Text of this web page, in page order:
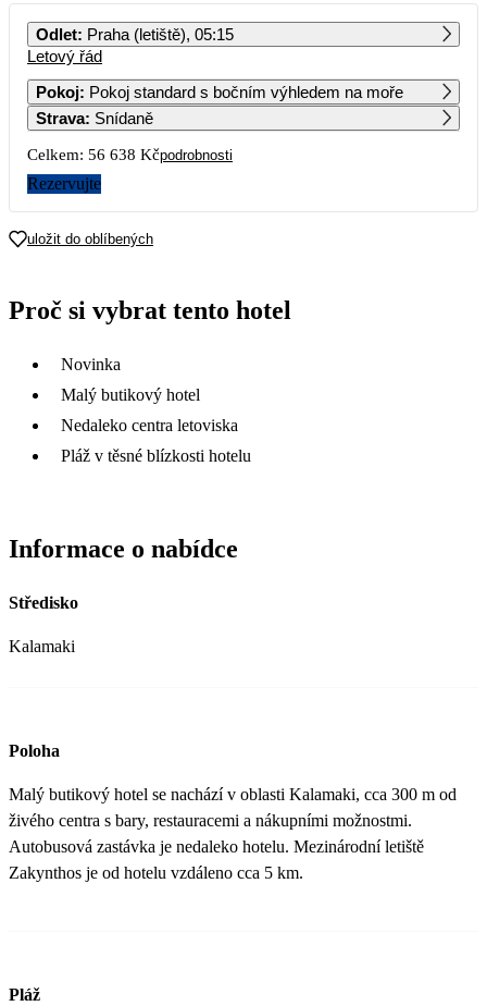
PO ÚT ST ČT PÁ SO NE
3 4
10
17 18
15 739 23 139
Odlet: Praha (letiště), 05:15
Letový řád
Pokoj:
Pokoj standard s bočním výhledem na moře
Strava: Snídaně
Celkem: 56 638 Kčpodrobnosti
Rezervujte
uložit do oblíbených
Proč si vybrat tento hotel
Novinka
Malý butikový hotel
Nedaleko centra letoviska
Pláž v těsné blízkosti hotelu
Informace o nabídce
Středisko
Kalamaki
Poloha
Malý butikový hotel se nachází v oblasti Kalamaki, cca 300 m od
živého centra s bary, restauracemi a nákupními možnostmi.
Autobusová zastávka je nedaleko hotelu. Mezinárodní letiště
Zakynthos je od hotelu vzdáleno cca 5 km.
Pláž